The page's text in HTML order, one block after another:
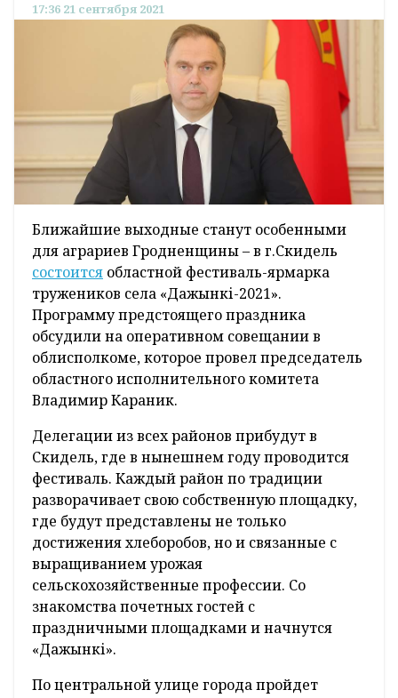
17:36 21 сентября 2021
Ближайшие выходные станут особенными
для аграриев Гродненщины – в г.Скидель
состоится областной фестиваль-ярмарка
тружеников села «Дажынкі-2021».
Программу предстоящего праздника
обсудили на оперативном совещании в
облисполкоме, которое провел председатель
областного исполнительного комитета
Владимир Караник.
Делегации из всех районов прибудут в
Скидель, где в нынешнем году проводится
фестиваль. Каждый район по традиции
разворачивает свою собственную площадку,
где будут представлены не только
достижения хлеборобов, но и связанные с
выращиванием урожая
сельскохозяйственные профессии. Со
знакомства почетных гостей с
праздничными площадками и начнутся
«Дажынкі».
По центральной улице города пройдет